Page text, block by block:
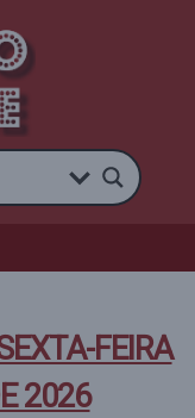
FEIRA
2026